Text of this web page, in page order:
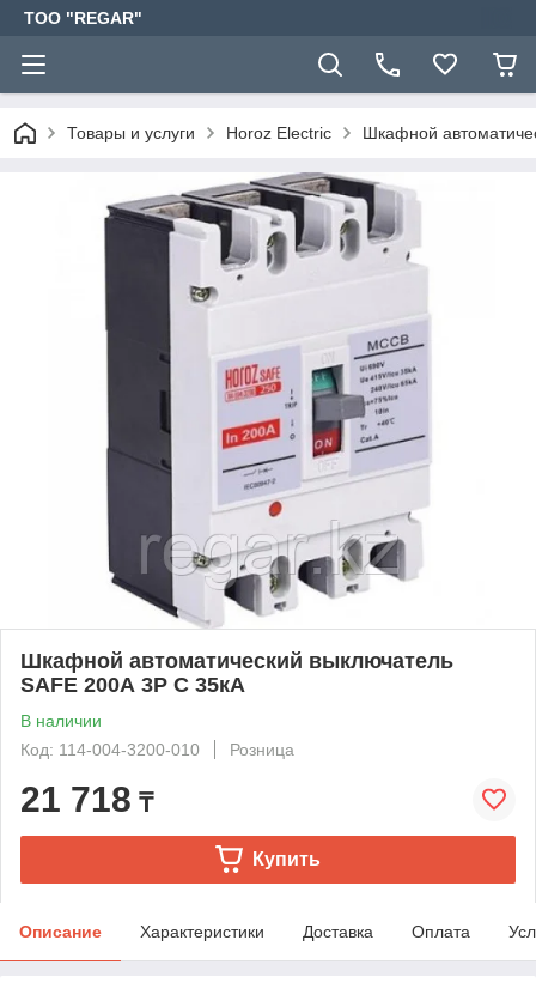
TOO "REGAR"
Товары и услуги Horoz Electric Шкафной
Шкафной автоматический выключатель
SAFE 200А 3P С 35кА
В наличии
Код: 114-004-3200-010
Розница
21 718 ₸
Купить
Описание Характеристики Доставка Оплата